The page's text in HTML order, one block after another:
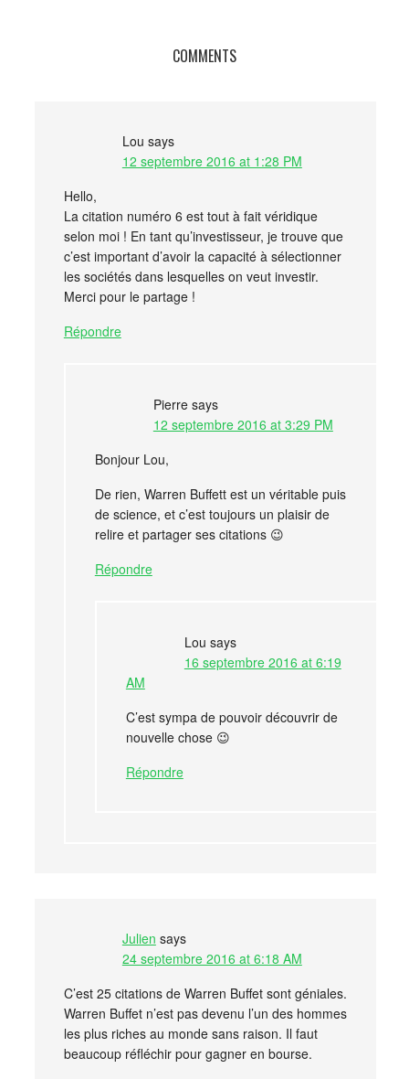
COMMENTS
Lou says
12 septembre 2016 at 1:28 PM
Hello,
La citation numéro 6 est tout à fait véridique
selon moi ! En tant qu’investisseur, je trouve que
c’est important d’avoir la capacité à sélectionner
les sociétés dans lesquelles on veut investir.
Merci pour le partage !
Répondre
Pierre says
12 septembre 2016 at 3:29 PM
Bonjour Lou,
De rien, Warren Buffett est un véritable puis
de science, et c’est toujours un plaisir de
relire et partager ses citations 😉
Répondre
Lou says
16 septembre 2016 at 6:19
AM
C’est sympa de pouvoir découvrir de
nouvelle chose 😉
Répondre
Julien says
24 septembre 2016 at 6:18 AM
C’est 25 citations de Warren Buffet sont géniales.
Warren Buffet n’est pas devenu l’un des hommes
les plus riches au monde sans raison. Il faut
beaucoup réfléchir pour gagner en bourse.